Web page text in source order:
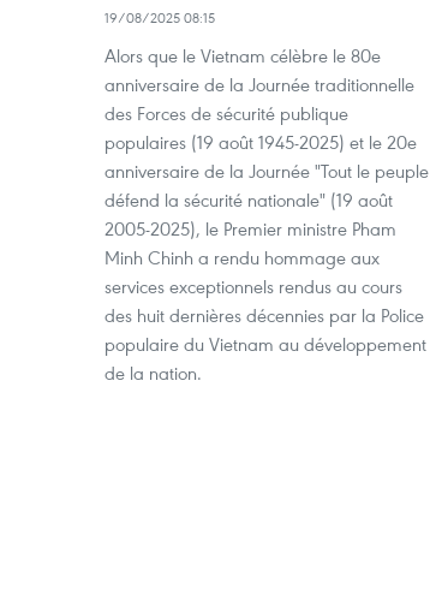
19/08/2025 08:15
Alors que le Vietnam célèbre le 80e
anniversaire de la Journée traditionnelle
des Forces de sécurité publique
populaires (19 août 1945-2025) et le 20e
anniversaire de la Journée "Tout le peuple
défend la sécurité nationale" (19 août
2005-2025), le Premier ministre Pham
Minh Chinh a rendu hommage aux
services exceptionnels rendus au cours
des huit dernières décennies par la Police
populaire du Vietnam au développement
de la nation.